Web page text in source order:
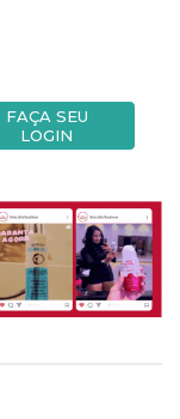
FAÇA SEU
LOGIN